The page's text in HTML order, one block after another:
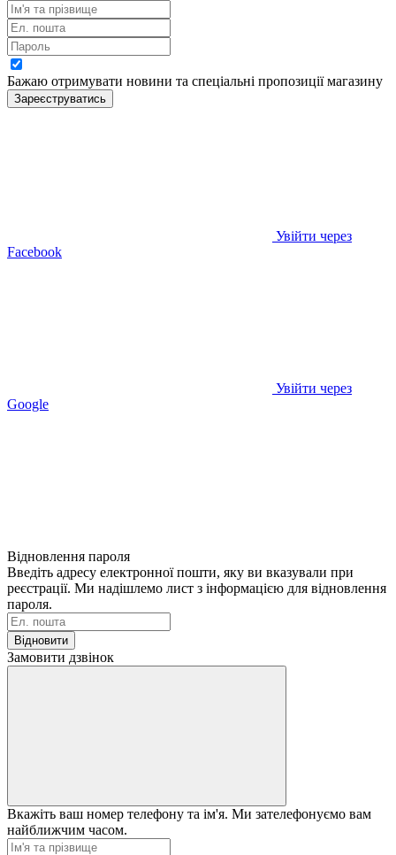
Бажаю отримувати новини та спеціальні пропозиціїмагазину
Зареєструватись
Увійти через
Facebook
Увійти через
Google
Відновлення пароля
Введіть адресу електронної пошти, яку ви вказували при
реєстрації. Ми надішлемо лист з інформацією для відновлення
пароля.
Відновити
Замовити дзвінок
Вкажіть ваш номер телефону та ім'я. Ми зателефонуємо вам
найближчим часом.